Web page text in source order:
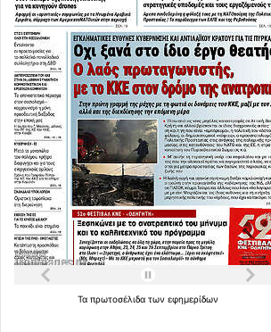
Τα πρωτοσέλιδα των εφημερίδων